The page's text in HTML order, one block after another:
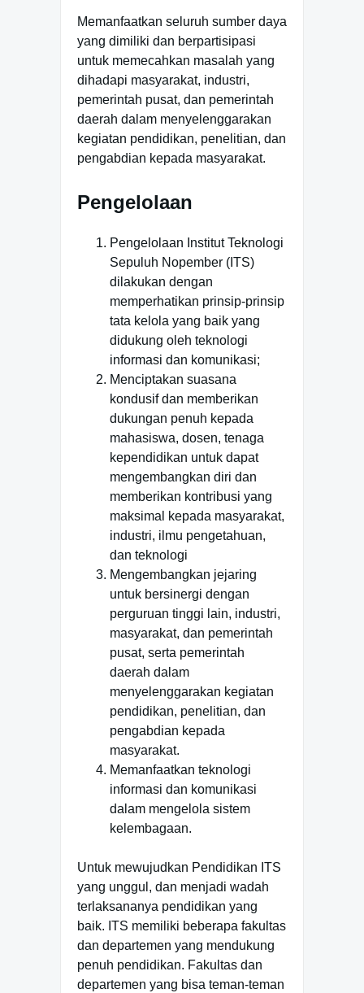
Memanfaatkan seluruh sumber daya
yang dimiliki dan berpartisipasi
untuk memecahkan masalah yang
dihadapi masyarakat, industri,
pemerintah pusat, dan pemerintah
daerah dalam menyelenggarakan
kegiatan pendidikan, penelitian, dan
pengabdian kepada masyarakat.
Pengelolaan
Pengelolaan Institut Teknologi
Sepuluh Nopember (ITS)
dilakukan dengan
memperhatikan prinsip-prinsip
tata kelola yang baik yang
didukung oleh teknologi
informasi dan komunikasi;
Menciptakan suasana
kondusif dan memberikan
dukungan penuh kepada
mahasiswa, dosen, tenaga
kependidikan untuk dapat
mengembangkan diri dan
memberikan kontribusi yang
maksimal kepada masyarakat,
industri, ilmu pengetahuan,
dan teknologi
Mengembangkan jejaring
untuk bersinergi dengan
perguruan tinggi lain, industri,
masyarakat, dan pemerintah
pusat, serta pemerintah
daerah dalam
menyelenggarakan kegiatan
pendidikan, penelitian, dan
pengabdian kepada
masyarakat.
Memanfaatkan teknologi
informasi dan komunikasi
dalam mengelola sistem
kelembagaan.
Untuk mewujudkan Pendidikan ITS
yang unggul, dan menjadi wadah
terlaksananya pendidikan yang
baik. ITS memiliki beberapa fakultas
dan departemen yang mendukung
penuh pendidikan. Fakultas dan
departemen yang bisa teman-teman